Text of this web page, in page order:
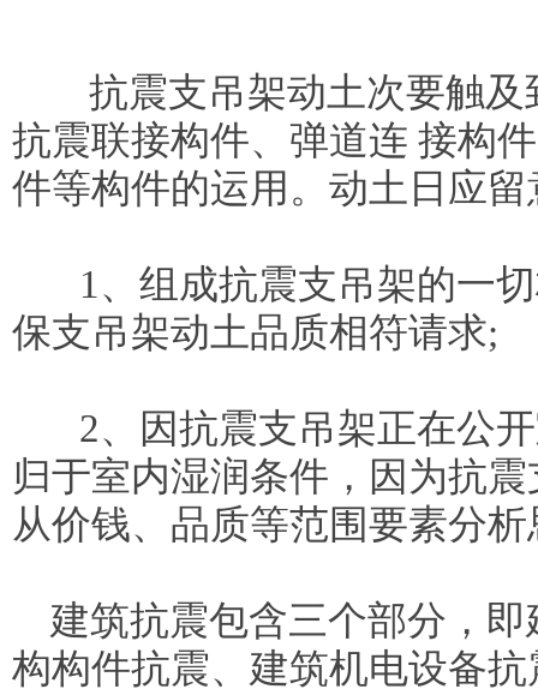
抗震支吊架动土次要触及
抗震联接构件、弹道连 接构
件等构件的运用。动土日应
1、组成抗震支吊架的一
保支吊架动土品质相符请求;
2、因抗震支吊架正在公
归于室内湿润条件，因为抗
从价钱、品质等范围要素分
建筑抗震包含三个部分，
构构件抗震、建筑机电设备